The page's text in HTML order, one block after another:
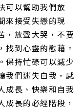
可以幫助我們放
來接受失戀的現
，放聲大哭，不要
找到心靈的慰藉。
保持忙碌可以減少
我們迷失自我，感
成長、快樂和自我
長的必經階段，